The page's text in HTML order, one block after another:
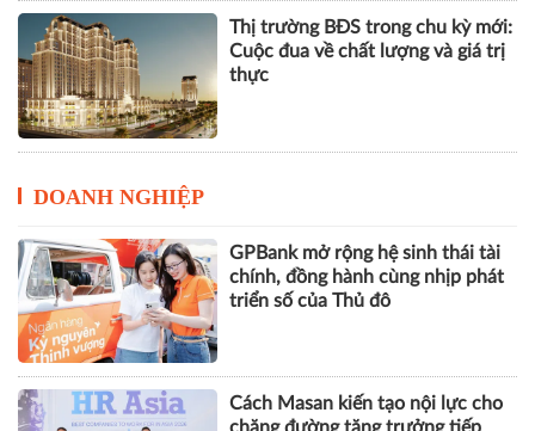
Thị trường BĐS trong chu kỳ mới:
Cuộc đua về chất lượng và giá trị
thực
DOANH NGHIỆP
GPBank mở rộng hệ sinh thái tài
chính, đồng hành cùng nhịp phát
triển số của Thủ đô
Cách Masan kiến tạo nội lực cho